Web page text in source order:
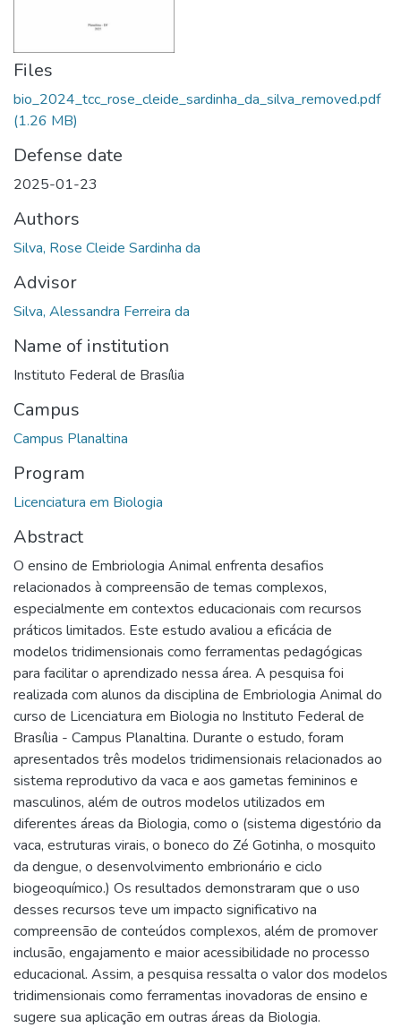
Files
bio_2024_tcc_rose_cleide_sardinha_da_silva_removed.pdf
(1.26 MB)
Defense date
2025-01-23
Authors
Silva, Rose Cleide Sardinha da
Advisor
Silva, Alessandra Ferreira da
Name of institution
Instituto Federal de Brasília
Campus
Campus Planaltina
Program
Licenciatura em Biologia
Abstract
O ensino de Embriologia Animal enfrenta desafios
relacionados à compreensão de temas complexos,
especialmente em contextos educacionais com recursos
práticos limitados. Este estudo avaliou a eficácia de
modelos tridimensionais como ferramentas pedagógicas
para facilitar o aprendizado nessa área. A pesquisa foi
realizada com alunos da disciplina de Embriologia Animal do
curso de Licenciatura em Biologia no Instituto Federal de
Brasília - Campus Planaltina. Durante o estudo, foram
apresentados três modelos tridimensionais relacionados ao
sistema reprodutivo da vaca e aos gametas femininos e
masculinos, além de outros modelos utilizados em
diferentes áreas da Biologia, como o (sistema digestório da
vaca, estruturas virais, o boneco do Zé Gotinha, o mosquito
da dengue, o desenvolvimento embrionário e ciclo
biogeoquímico.) Os resultados demonstraram que o uso
desses recursos teve um impacto significativo na
compreensão de conteúdos complexos, além de promover
inclusão, engajamento e maior acessibilidade no processo
educacional. Assim, a pesquisa ressalta o valor dos modelos
tridimensionais como ferramentas inovadoras de ensino e
sugere sua aplicação em outras áreas da Biologia.